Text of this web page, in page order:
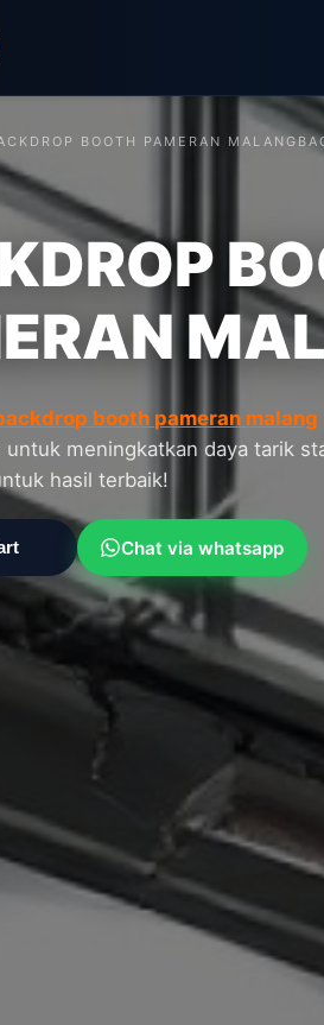
BOOTH PAMERAN MALANG
booth pameran malang
untuk meningkatkan daya tarik
hasil terbaik!
Chat via whatsapp